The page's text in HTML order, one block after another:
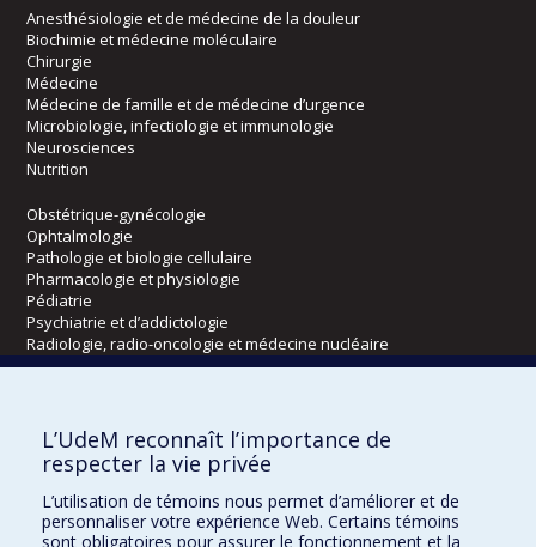
Anesthésiologie et de médecine de la douleur
Biochimie et médecine moléculaire
Chirurgie
Médecine
Médecine de famille et de médecine d’urgence
Microbiologie, infectiologie et immunologie
Neurosciences
Nutrition
Obstétrique-gynécologie
Ophtalmologie
Pathologie et biologie cellulaire
Pharmacologie et physiologie
Pédiatrie
Psychiatrie et d’addictologie
Radiologie, radio-oncologie et médecine nucléaire
Écoles
Kinésiologie et des sciences de l’activité physique
Orthophonie et audiologie
Réadaptation
L’UdeM reconnaît l’importance de
respecter la vie privée
L’utilisation de témoins nous permet d’améliorer et de
personnaliser votre expérience Web. Certains témoins
sont obligatoires pour assurer le fonctionnement et la